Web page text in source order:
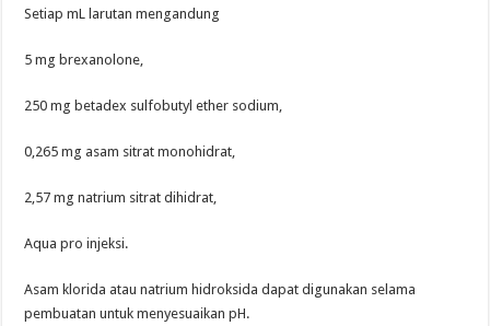
Setiap mL larutan mengandung
5 mg brexanolone,
250 mg betadex sulfobutyl ether sodium,
0,265 mg asam sitrat monohidrat,
2,57 mg natrium sitrat dihidrat,
Aqua pro injeksi.
Asam klorida atau natrium hidroksida dapat digunakan selama
pembuatan untuk menyesuaikan pH.